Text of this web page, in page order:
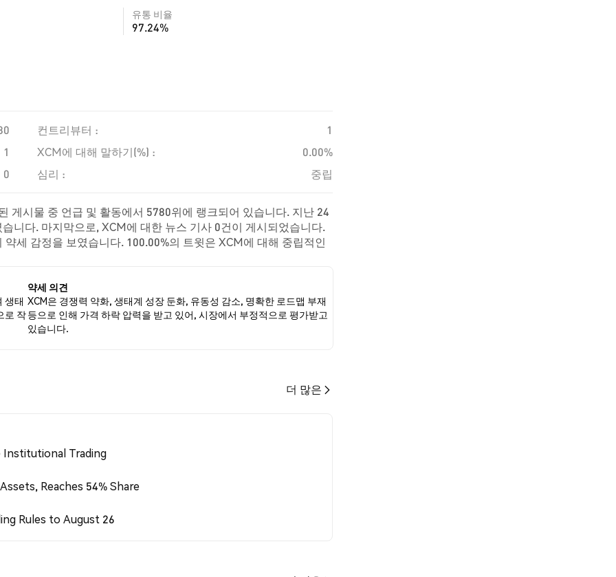
유통 비율
97.24%
컨트리뷰터 :
1
1 XCM에 대해 말하기(%) :
0.00%
0 심리 : 중립
게시물 중 언급 및 활동에서 5780위에 랭크되어 있습니다. 지난 24
니다. 마지막으로, XCM에 대한 뉴스 기사 0건이 게시되었습니다.
세 감정을 보였습니다. 100.00%의 트윗은 XCM에 대해 중립적인
생태
로 작
약세 의견
XCM은 경쟁력 약화, 생태계 성장 둔화, 유동성 감소, 명확한 로드맵 부재
등으로 인해 가격 하락 압력을 받고 있어, 시장에서 부정적으로 평가받고
있습니다.
더 많은
Institutional Trading
Reaches 54% Share
Rules to August 26